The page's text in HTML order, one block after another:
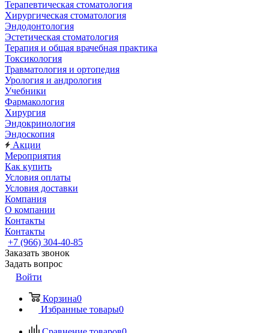
Терапевтическая стоматология
Хирургическая стоматология
Эндодонтология
Эстетическая стоматология
Терапия и общая врачебная практика
Токсикология
Травматология и ортопедия
Урология и андрология
Учебники
Фармакология
Хирургия
Эндокринология
Эндоскопия
Акции
Мероприятия
Как купить
Условия оплаты
Условия доставки
Компания
О компании
Контакты
Контакты
+7 (966) 304-40-85
Заказать звонок
Задать вопрос
Войти
Корзина0
Избранные товары0